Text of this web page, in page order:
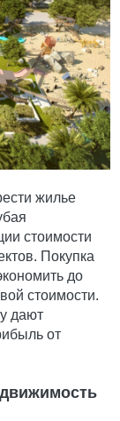
жилье
стоимости
Покупка
до
стоимости.
дают
от